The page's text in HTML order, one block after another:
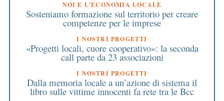
NOI E L'ECONOMIA LOCALE
Sosteniamo formazione sul territorio per creare
competenze per le imprese
I NOSTRI PROGETTI
«Progetti locali, cuore cooperativo»: la seconda
call parte da 23 associazioni
I NOSTRI PROGETTI
Dalla memoria locale a un’azione di sistema il
libro sulle vittime innocenti fa rete tra le Bcc